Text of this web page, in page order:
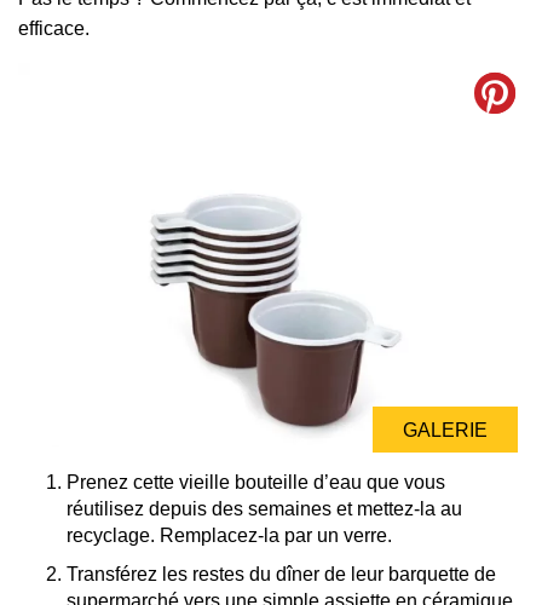
efficace.
GALERIE
Prenez cette vieille bouteille d’eau que vous
réutilisez depuis des semaines et mettez-la au
recyclage. Remplacez-la par un verre.
Transférez les restes du dîner de leur barquette de
supermarché vers une simple assiette en céramique